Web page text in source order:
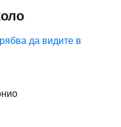
да видите в